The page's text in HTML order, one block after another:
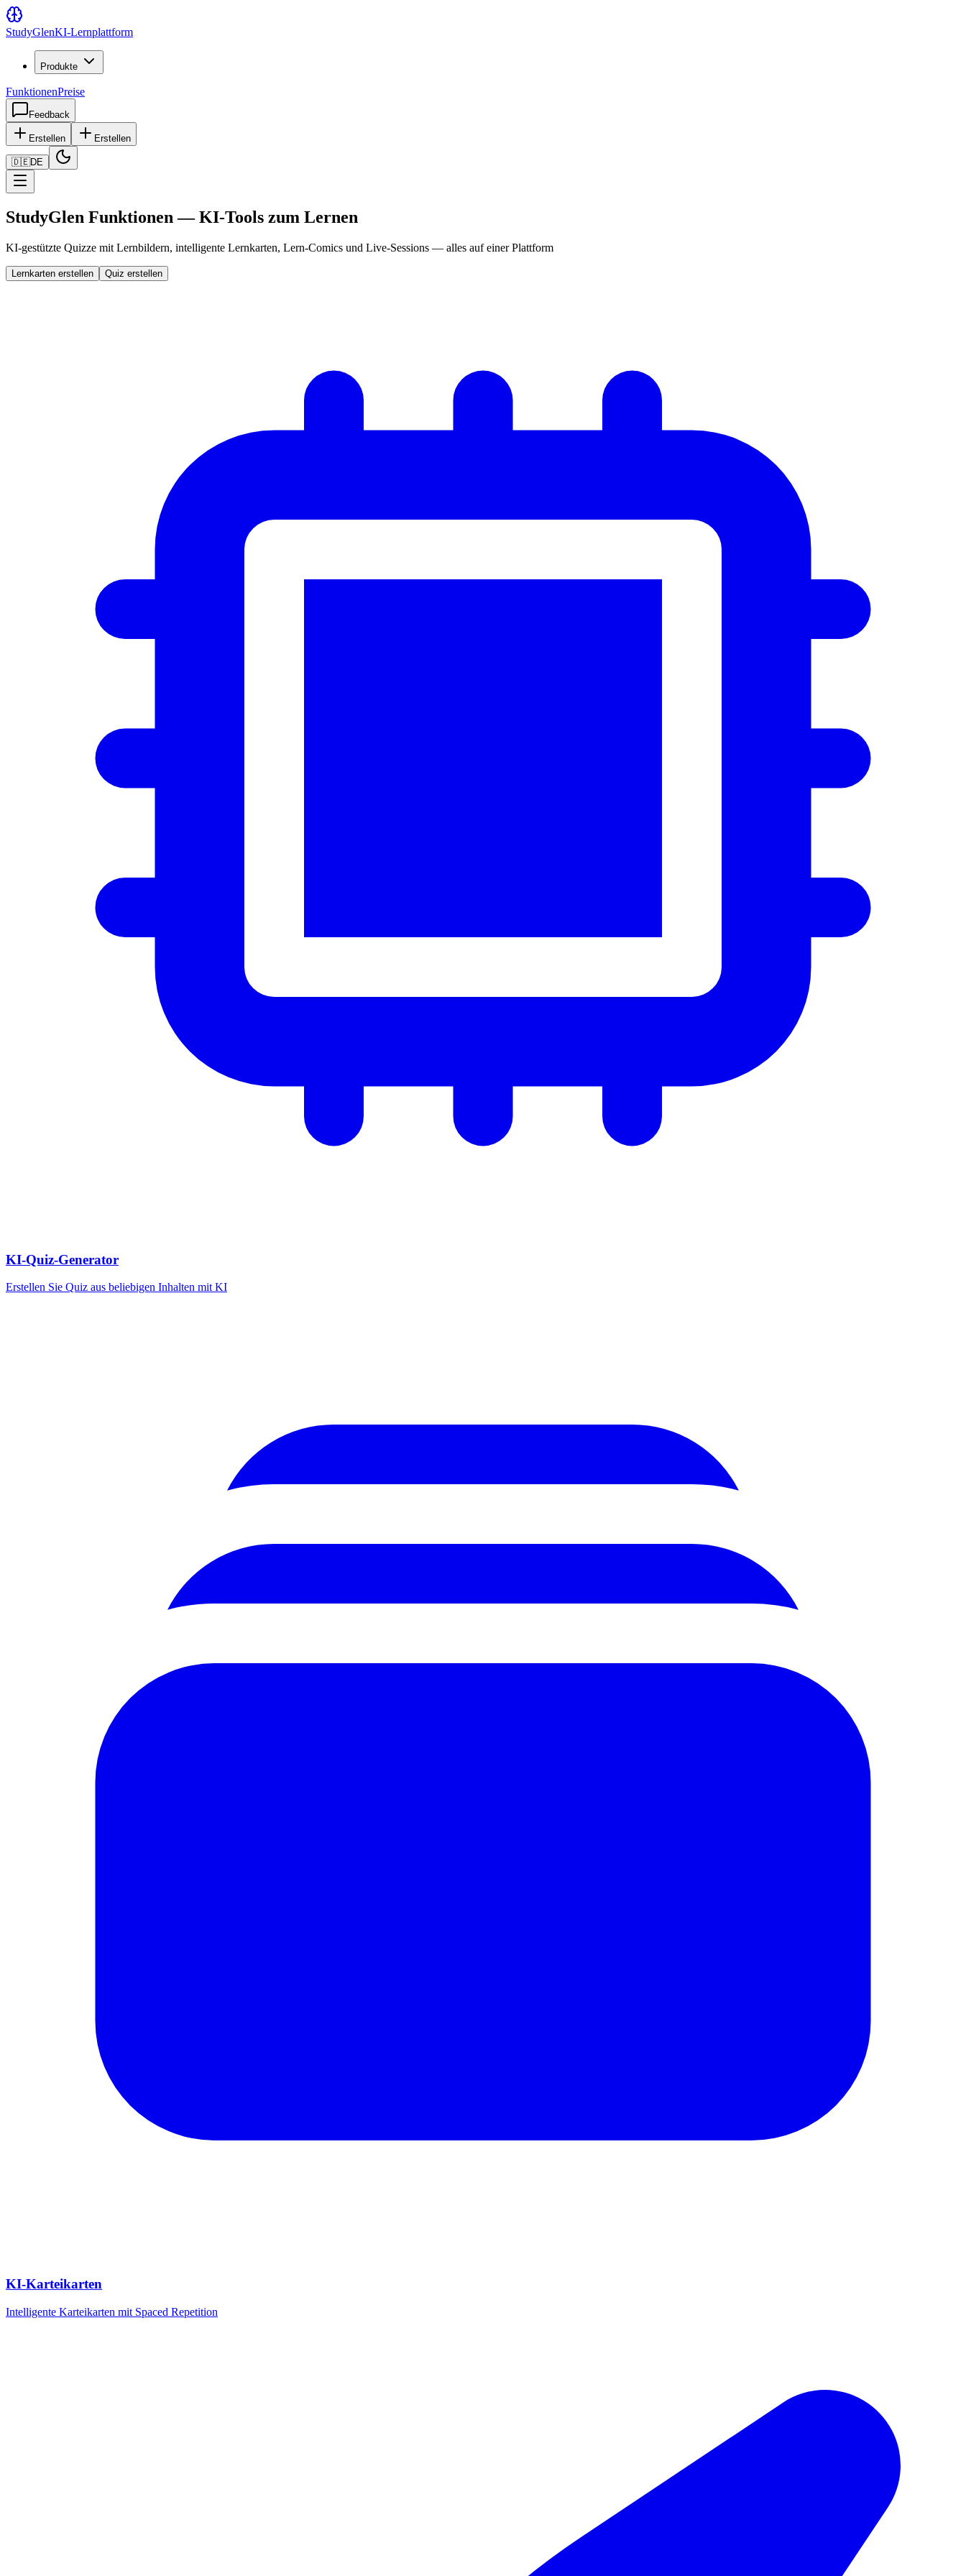
StudyGlenKI-Lernplattform
Produkte
FunktionenPreise
Feedback
Erstellen Erstellen
🇩🇪DE
StudyGlen Funktionen — KI-Tools zum Lernen
KI-gestützte Quizze mit Lernbildern, intelligente Lernkarten, Lern-Comics und Live-Sessions — alles auf einer Plattform
Lernkarten erstellen Quiz erstellen
KI-Quiz-Generator
Erstellen Sie Quiz aus beliebigen Inhalten mit KI
KI-Karteikarten
Intelligente Karteikarten mit Spaced Repetition